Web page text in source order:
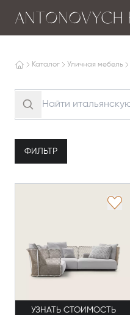
Каталог Уличная мебель
ФИЛЬТР
УЗНАТЬ СТОИМОСТЬ